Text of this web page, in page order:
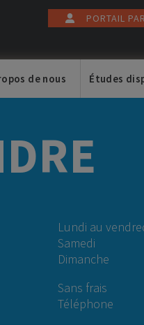
PORTAIL
de nous Études
Lundi au
Samedi
Dimanche
Sans frais
Téléphone